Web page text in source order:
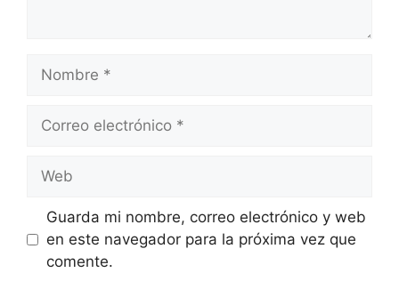
Nombre
Correo
Web
Guarda mi nombre, correo electrónico y web
en este navegador para la próxima vez que
comente.